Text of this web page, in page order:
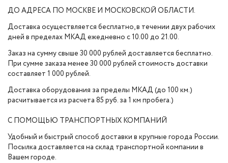
ДО АДРЕСА ПО МОСКВЕ И МОСКОВСКОЙ ОБЛАСТИ.
Доставка осуществляется бесплатно, в течении двух рабочих
дней в пределах МКАД ежедневно с 10.00 до 21.00.
Заказ на сумму свыше 30 000 рублей доставляется бесплатно.
При сумме заказа менее 30 000 рублей стоимость доставки
составляет 1 000 рублей.
Доставка оборудования за пределы МКАД (до 100 км.)
расчитывается из расчета 85 руб. за 1 км пробега.)
С ПОМОЩЬЮ ТРАНСПОРТНЫХ КОМПАНИЙ
Удобный и быстрый способ доставки в крупные города России.
Посылка доставляется на склад транспортной компании в
Вашем городе.